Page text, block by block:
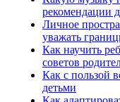
рекомендации
Личное
уважать
Как научить
советов
Как с пользой
детьми